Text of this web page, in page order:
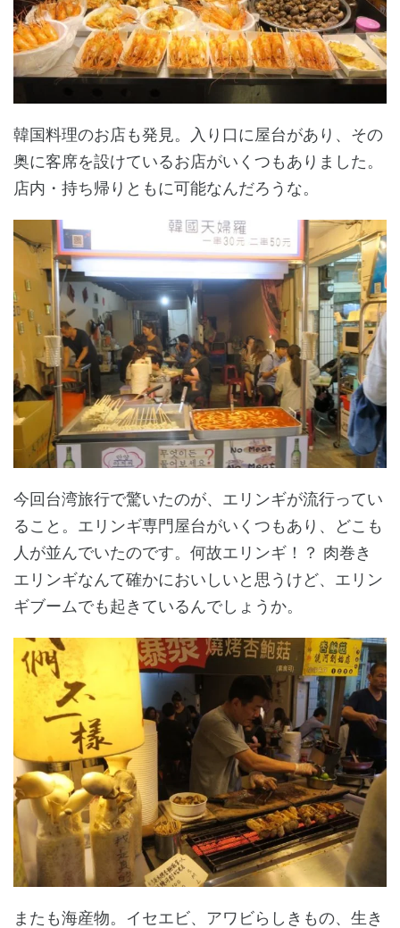
韓国料理のお店も発見。入り口に屋台があり、その
奥に客席を設けているお店がいくつもありました。
店内・持ち帰りともに可能なんだろうな。
今回台湾旅行で驚いたのが、エリンギが流行ってい
ること。エリンギ専門屋台がいくつもあり、どこも
人が並んでいたのです。何故エリンギ！？ 肉巻き
エリンギなんて確かにおいしいと思うけど、エリン
ギブームでも起きているんでしょうか。
またも海産物。イセエビ、アワビらしきもの、生き